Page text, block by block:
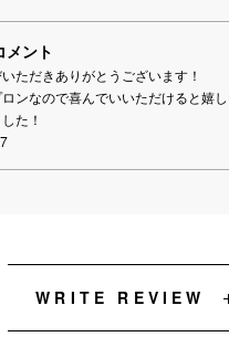
メント
ただきありがとうございます！
ンなので喜んでいいただけると嬉し
た！
WRITE REVIEW